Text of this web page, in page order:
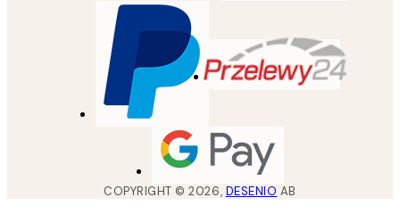
COPYRIGHT ©2026, DESENIO AB